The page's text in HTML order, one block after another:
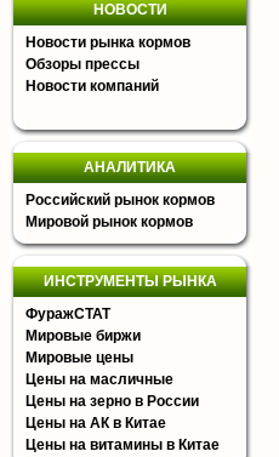
НОВОСТИ
Новости рынка кормов
Обзоры прессы
Новости компаний
АНАЛИТИКА
Российский рынок кормов
Мировой рынок кормов
ИНСТРУМЕНТЫ РЫНКА
ФуражСТАТ
Мировые биржи
Мировые цены
Цены на масличные
Цены на зерно в России
Цены на АК в Китае
Цены на витамины в Китае